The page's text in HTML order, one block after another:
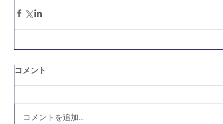
コメント
コメントを追加…